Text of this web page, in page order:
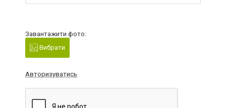
Завантажити фото:
Вибрати
Авторизуватись